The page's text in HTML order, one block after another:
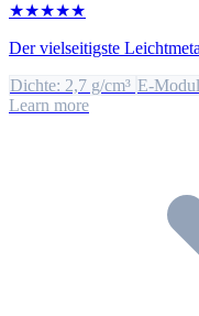
★★★★★
Der vielseitigste
Dichte: 2,7 g/cm³ E-
Learn more